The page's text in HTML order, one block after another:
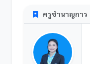
ครูชำนาญการ